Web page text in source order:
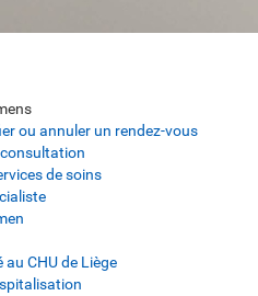
ou annuler un rendez-vous
de soins
CHU de Liège